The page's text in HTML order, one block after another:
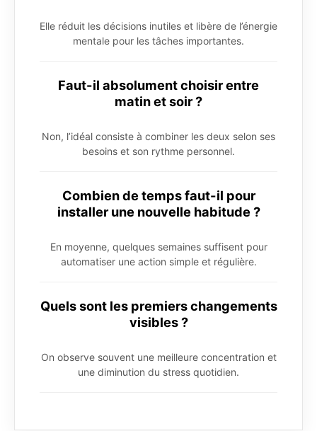
Elle réduit les décisions inutiles et libère de l’énergie
mentale pour les tâches importantes.
Faut-il absolument choisir entre
matin et soir ?
Non, l’idéal consiste à combiner les deux selon ses
besoins et son rythme personnel.
Combien de temps faut-il pour
installer une nouvelle habitude ?
En moyenne, quelques semaines suffisent pour
automatiser une action simple et régulière.
Quels sont les premiers changements
visibles ?
On observe souvent une meilleure concentration et
une diminution du stress quotidien.